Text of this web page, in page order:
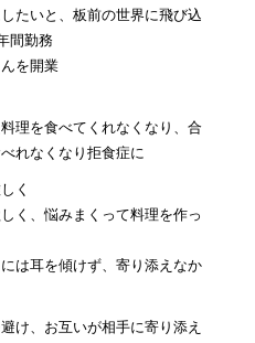
たいと、板前の世界に飛び込
間勤務
を開業
理を食べてくれなくなり、合
れなくなり拒食症に
く
く、悩みまくって料理を作っ
は耳を傾けず、寄り添えなか
け、お互いが相手に寄り添え